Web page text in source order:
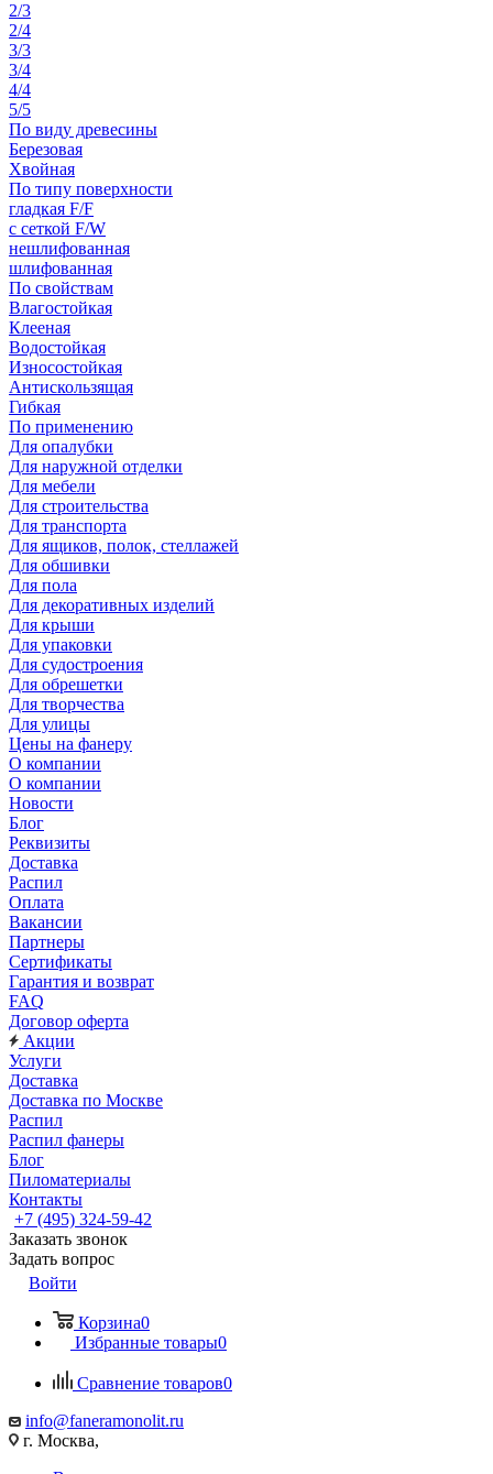
2/3
2/4
3/3
3/4
4/4
5/5
По виду древесины
Березовая
Хвойная
По типу поверхности
гладкая F/F
с сеткой F/W
нешлифованная
шлифованная
По свойствам
Влагостойкая
Клееная
Водостойкая
Износостойкая
Антискользящая
Гибкая
По применению
Для опалубки
Для наружной отделки
Для мебели
Для строительства
Для транспорта
Для ящиков, полок, стеллажей
Для обшивки
Для пола
Для декоративных изделий
Для крыши
Для упаковки
Для судостроения
Для обрешетки
Для творчества
Для улицы
Цены на фанеру
О компании
О компании
Новости
Блог
Реквизиты
Доставка
Распил
Оплата
Вакансии
Партнеры
Сертификаты
Гарантия и возврат
FAQ
Договор оферта
Акции
Услуги
Доставка
Доставка по Москве
Распил
Распил фанеры
Блог
Пиломатериалы
Контакты
+7 (495) 324-59-42
Заказать звонок
Задать вопрос
Войти
Корзина0
Избранные товары0
Сравнение товаров0
info@faneramonolit.ru
г. Москва,